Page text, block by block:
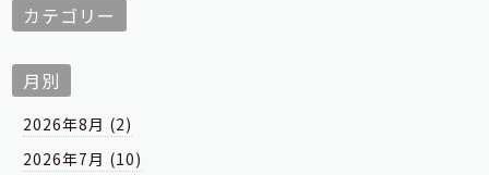
カテゴリー
月別
2026年8月 (2)
2026年7月 (10)